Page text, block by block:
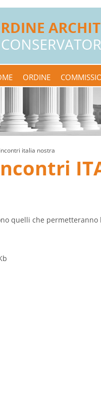
ORDINE
italia nostra
quelli che permetteranno